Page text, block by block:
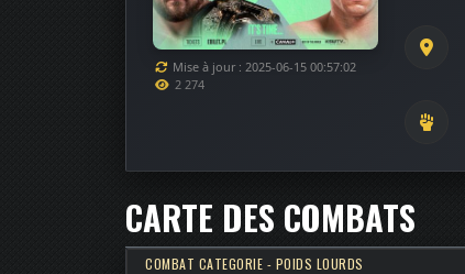
Mise à jour : 2025-06-15 00:57:02
2 274
CARTE DES COMBATS
COMBAT CATEGORIE - POIDS LOURDS